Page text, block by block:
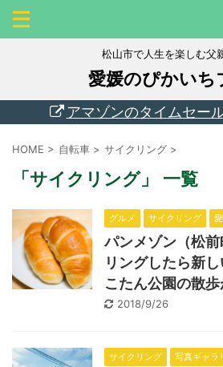
松山市で人生を楽しむ父
愛媛のぴかいち
アマゾンのタイムセー
HOME > 自転車 > サイクリング >
「サイクリング」 一覧
グルメ サイクリング
パンメゾン（松
リングしたら新
こたん公園の散
2018/9/26
サイクリング 写真ギャラ